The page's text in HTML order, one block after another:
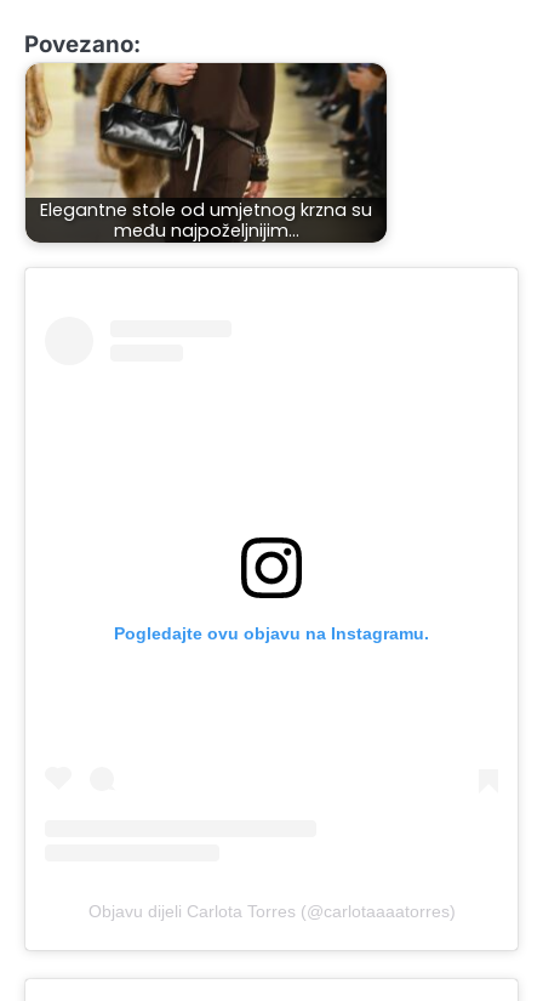
Povezano:
Elegantne stole od umjetnog krzna su
među najpoželjnijim…
Pogledajte ovu objavu na Instagramu.
Objavu dijeli Carlota Torres (@carlotaaaatorres)